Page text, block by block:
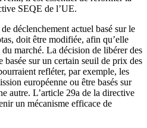
SEQE de l’UE.
déclenchement actuel basé sur le
doit être modifiée, afin qu’elle
marché. La décision de libérer des
basée sur un certain seuil de prix des
refléter, par exemple, les
européenne ou être basés sur
autre. L’article 29a de la directive
un mécanisme efficace de